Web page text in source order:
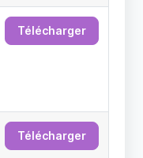
Télécharger
Télécharger